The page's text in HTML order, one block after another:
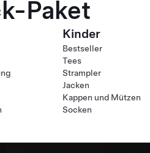
Paket
Kinder
Bestseller
Tees
Strampler
Jacken
Kappen und Mützen
Socken